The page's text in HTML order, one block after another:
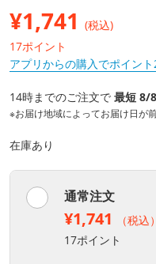
¥1,741 (税込)
17ポイント
アプリからの購入でポイント
14時までのご注文で 最短 8/
※お届け地域によってお届け日が
在庫あり
通常注文
¥1,741 （税込）
17ポイント